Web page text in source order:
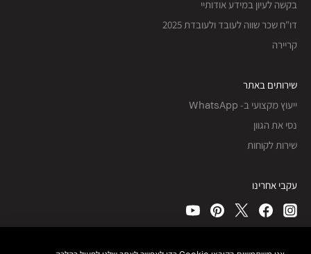
בקשה לעיון במידע אודותיי
דו"ח שכר שווה לעובד ולעובדת 2025
קריירה
שירותים באתר
ייעוץ מקצועי ב- WhatsApp
נסי את הגוון
שירות לקוחות
עקבי אחרינו
כל הזכויות שמורות, © Bobbi Brown Professional Cosmetics, Inc.